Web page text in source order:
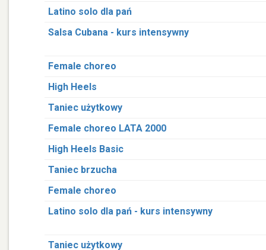
Latino solo dla pań
Salsa Cubana - kurs intensywny
Female choreo
High Heels
Taniec użytkowy
Female choreo LATA 2000
High Heels Basic
Taniec brzucha
Female choreo
Latino solo dla pań - kurs intensywny
Taniec użytkowy